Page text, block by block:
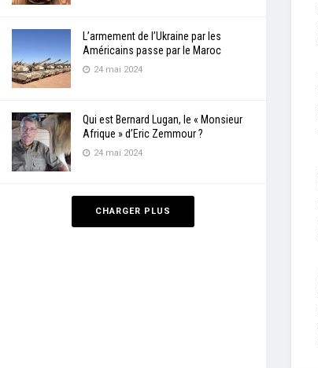
L’armement de l’Ukraine par les
Américains passe par le Maroc
24 mai 2024
Qui est Bernard Lugan, le « Monsieur
Afrique » d’Eric Zemmour ?
24 mai 2024
CHARGER PLUS